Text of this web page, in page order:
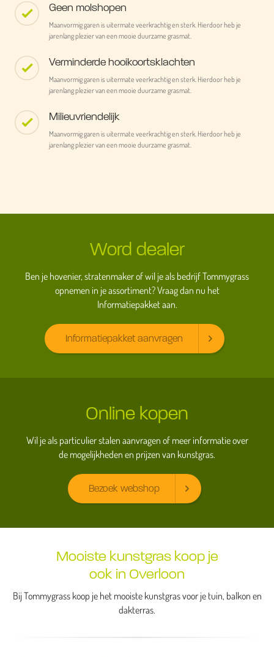
Geen molshopen
Maanvormig garen is uitermate veerkrachtig en sterk. Hierdoor heb je
jarenlang plezier van een mooie duurzame grasmat.
Verminderde hooikoortsklachten
Maanvormig garen is uitermate veerkrachtig en sterk. Hierdoor heb je
jarenlang plezier van een mooie duurzame grasmat.
Milieuvriendelijk
Maanvormig garen is uitermate veerkrachtig en sterk. Hierdoor heb je
jarenlang plezier van een mooie duurzame grasmat.
Word dealer
Ben je hovenier, stratenmaker of wil je als bedrijf Tommygrass
opnemen in je assortiment? Vraag dan nu het
Informatiepakket aan.
Informatiepakket aanvragen
Online kopen
Wil je als particulier stalen aanvragen of meer informatie over
de mogelijkheden en prijzen van kunstgras.
Bezoek webshop
Mooiste kunstgras koop je
ook in Overloon
Bij Tommygrass koop je het mooiste kunstgras voor je tuin, balkon en
dakterras.